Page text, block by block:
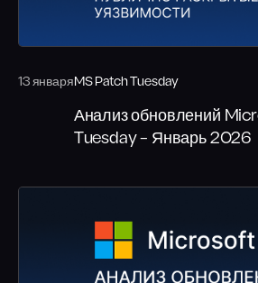
13 января MS Patch Tuesday
Анализ обновлений
Tuesday – Январь 2026